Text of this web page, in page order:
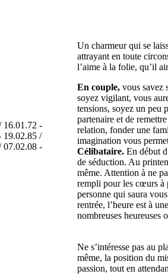
16.01.72 -
19.02.85 /
07.02.08 -
Un charmeur qui se
attrayant en toute
l’aime à la folie, qu’il
En couple, vous savez
soyez vigilant, vous
tensions, soyez un peu
partenaire et de
relation, fonder une
imagination vous
Célibataire. En début
de séduction. Au
même. Attention à ne
rempli pour les cœurs à
personne qui saura
rentrée, l’heure est à
nombreuses heureuses
Ne s’intéresse pas au
même, la position du
passion, tout en